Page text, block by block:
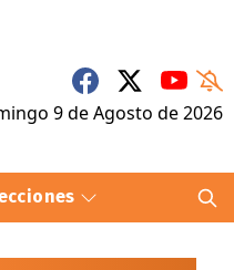
9deAgosto de 2026